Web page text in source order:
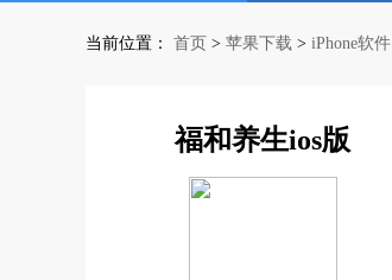
当前位置： 首页 > 苹果下载 > iPhone软件
福和养生ios版